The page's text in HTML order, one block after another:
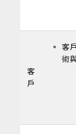
客
戶
客
術